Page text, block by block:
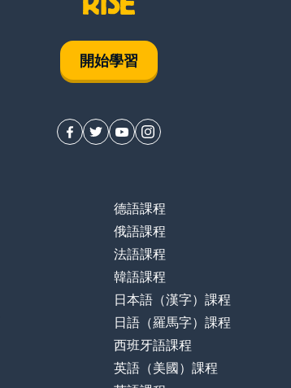
開始學習
德語課程
俄語課程
法語課程
韓語課程
日本語（漢字）課程
日語（羅馬字）課程
西班牙語課程
英語（美國）課程